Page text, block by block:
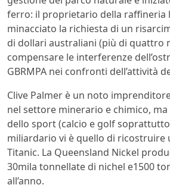
ferro: il proprietario della raffineria
minacciato la richiesta di un
di dollari australiani (più di quattro
compensare le interferenze
GBRMPA nei confronti dell’attività
Clive Palmer è un noto
nel settore minerario e chimico,
dello sport (calcio e golf
miliardario vi è quello di ricostruire
Titanic. La Queensland Nickel
30mila tonnellate di nichel e1500
all’anno.